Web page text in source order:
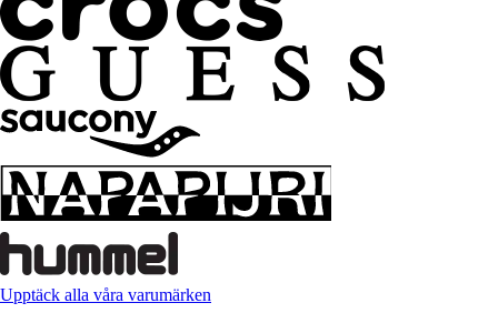
Upptäck alla våra varumärken